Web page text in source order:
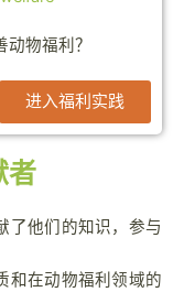
物福利？
进入福利实践
者
了他们的知识，参与
和在动物福利领域的